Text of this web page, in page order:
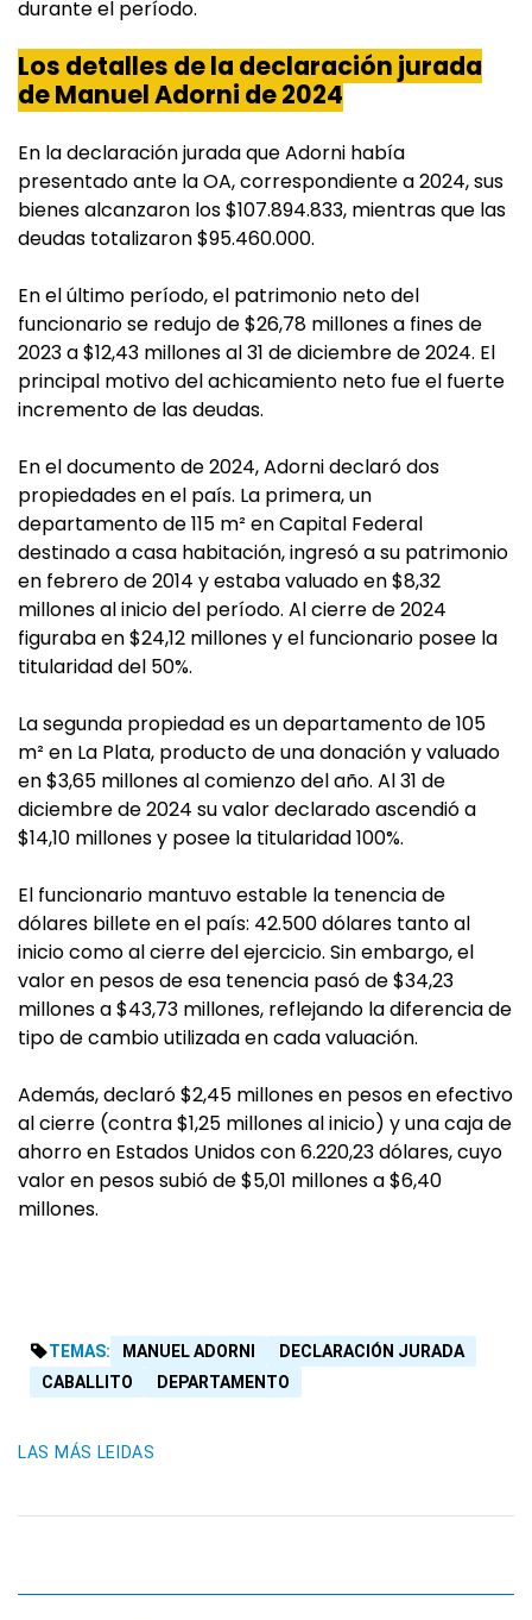
durante el período.
Los detalles de la declaración jurada
de Manuel Adorni de 2024
En la declaración jurada que Adorni había
presentado ante la OA, correspondiente a 2024, sus
bienes alcanzaron los $107.894.833, mientras que las
deudas totalizaron $95.460.000.
En el último período, el patrimonio neto del
funcionario se redujo de $26,78 millones a fines de
2023 a $12,43 millones al 31 de diciembre de 2024. El
principal motivo del achicamiento neto fue el fuerte
incremento de las deudas.
En el documento de 2024, Adorni declaró dos
propiedades en el país. La primera, un
departamento de 115 m² en Capital Federal
destinado a casa habitación, ingresó a su patrimonio
en febrero de 2014 y estaba valuado en $8,32
millones al inicio del período. Al cierre de 2024
figuraba en $24,12 millones y el funcionario posee la
titularidad del 50%.
La segunda propiedad es un departamento de 105
m² en La Plata, producto de una donación y valuado
en $3,65 millones al comienzo del año. Al 31 de
diciembre de 2024 su valor declarado ascendió a
$14,10 millones y posee la titularidad 100%.
El funcionario mantuvo estable la tenencia de
dólares billete en el país: 42.500 dólares tanto al
inicio como al cierre del ejercicio. Sin embargo, el
valor en pesos de esa tenencia pasó de $34,23
millones a $43,73 millones, reflejando la diferencia de
tipo de cambio utilizada en cada valuación.
Además, declaró $2,45 millones en pesos en efectivo
al cierre (contra $1,25 millones al inicio) y una caja de
ahorro en Estados Unidos con 6.220,23 dólares, cuyo
valor en pesos subió de $5,01 millones a $6,40
millones.
TEMAS: MANUEL ADORNI
DECLARACIÓN JURADA
CABALLITO
DEPARTAMENTO
LAS MÁS LEIDAS